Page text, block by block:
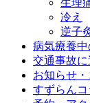
生理
冷え
逆子
病気療養
交通事故
お知らせ・
すずらんコ